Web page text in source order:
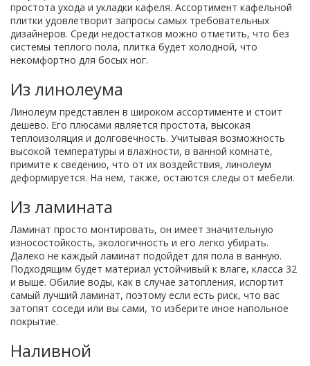
простота ухода и укладки кафеля. Ассортимент кафельной
плитки удовлетворит запросы самых требовательных
дизайнеров. Среди недостатков можно отметить, что без
системы теплого пола, плитка будет холодной, что
некомфортно для босых ног.
Из линолеума
Линолеум представлен в широком ассортименте и стоит
дешево. Его плюсами является простота, высокая
теплоизоляция и долговечность. Учитывая возможность
высокой температуры и влажности, в ванной комнате,
примите к сведению, что от их воздействия, линолеум
деформируется. На нем, также, остаются следы от мебели.
Из ламината
Ламинат просто монтировать, он имеет значительную
износостойкость, экологичность и его легко убирать.
Далеко не каждый ламинат подойдет для пола в ванную.
Подходящим будет материал устойчивый к влаге, класса 32
и выше. Обилие воды, как в случае затопления, испортит
самый лучший ламинат, поэтому если есть риск, что вас
затопят соседи или вы сами, то изберите иное напольное
покрытие.
Наливной